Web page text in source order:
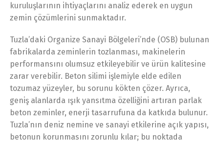
kuruluşlarının ihtiyaçlarını analiz ederek en uygun
zemin çözümlerini sunmaktadır.
Tuzla’daki Organize Sanayi Bölgeleri’nde (OSB) bulunan
fabrikalarda zeminlerin tozlanması, makinelerin
performansını olumsuz etkileyebilir ve ürün kalitesine
zarar verebilir. Beton silimi işlemiyle elde edilen
tozumaz yüzeyler, bu sorunu kökten çözer. Ayrıca,
geniş alanlarda ışık yansıtma özelliğini artıran parlak
beton zeminler, enerji tasarrufuna da katkıda bulunur.
Tuzla’nın deniz nemine ve sanayi etkilerine açık yapısı,
betonun korunmasını zorunlu kılar; bu noktada